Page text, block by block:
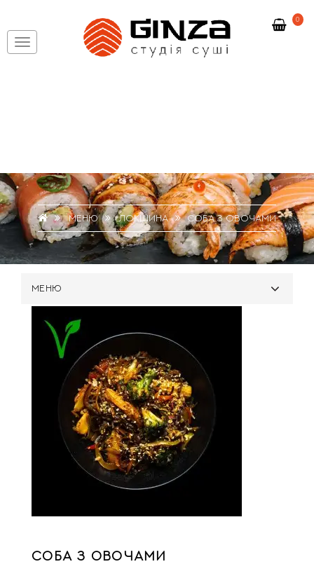
0
МЕНЮ ЛОКШИНА СОБА З ОВОЧАМИ
МЕНЮ
СОБА З ОВОЧАМИ